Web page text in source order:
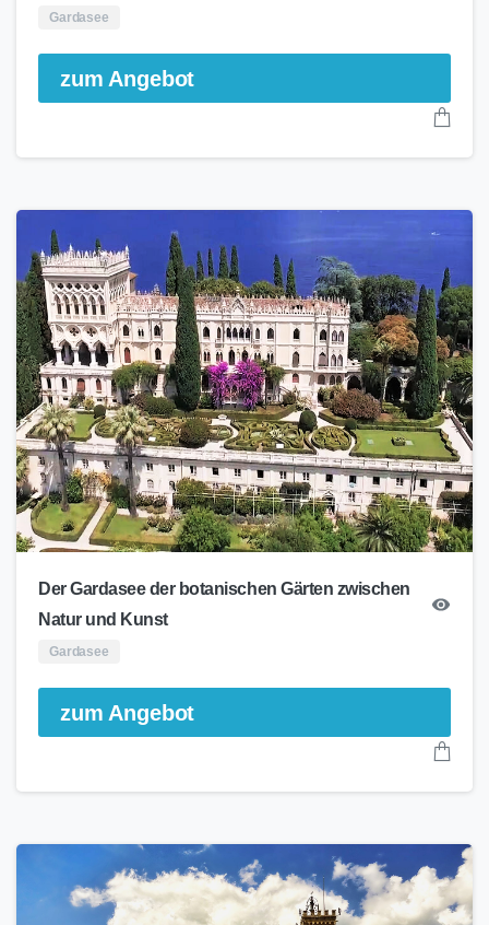
Gardasee
zum Angebot
Der Gardasee der botanischen Gärten zwischen
Natur und Kunst
Gardasee
zum Angebot